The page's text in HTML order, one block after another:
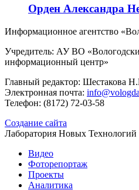
Орден Александра
Информационное агентство
Учредитель: АУ ВО
информационный центр»
Главный редактор: Шестакова
Электронная почта:
Телефон: (8172) 72-03-58
Создание сайта
Лаборатория Новых Технологий
Видео
Фоторепортаж
Проекты
Аналитика